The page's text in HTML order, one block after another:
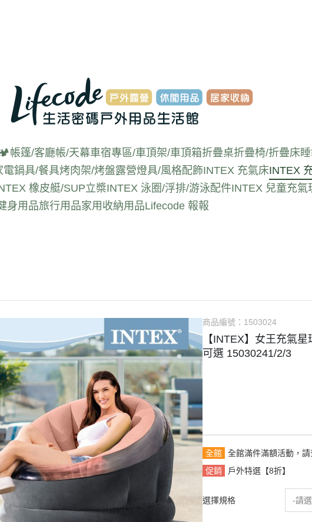
帳篷/客廳帳/天幕車宿專區/車頂架/車頂箱折疊桌折疊椅/折疊床
電鍋具/餐具烤肉架/烤盤露營燈具/風格配飾INTEX 充氣床INTEX
橡皮艇/SUP立槳INTEX 泳圈/浮排/游泳配件INTEX 兒童充氣
身用品旅行用品家用收納用品Lifecode 報報
商品編號： 1503024
【INTEX】女王充氣
可選 15030241/2/3
全館
全館滿件滿額活動，
促銷
戶外特選【8折】
選擇規格 -請